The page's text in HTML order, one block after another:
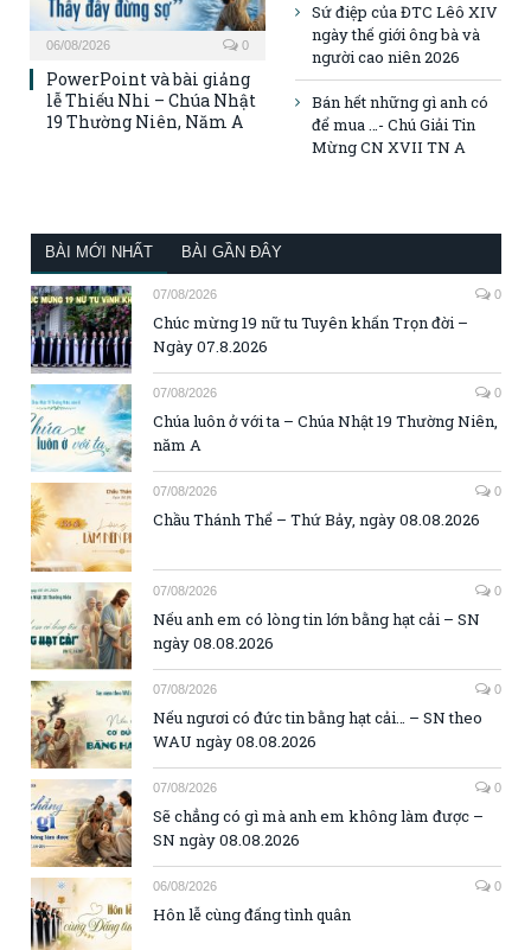
06/08/2026 0
PowerPoint và bài giảng
lễ Thiếu Nhi – Chúa Nhật
19 Thường Niên, Năm A
Sứ điệp của ĐTC Lêô XIV
ngày thế giới ông bà và
người cao niên 2026
Bán hết những gì anh có
để mua …- Chú Giải Tin
Mừng CN XVII TN A
BÀI MỚI NHẤT BÀI GẦN ĐÂY
07/08/2026 0
Chúc mừng 19 nữ tu Tuyên khấn Trọn đời –
Ngày 07.8.2026
07/08/2026 0
Chúa luôn ở với ta – Chúa Nhật 19 Thường Niên,
năm A
07/08/2026 0
Chầu Thánh Thể – Thứ Bảy, ngày 08.08.2026
07/08/2026 0
Nếu anh em có lòng tin lớn bằng hạt cải – SN
ngày 08.08.2026
07/08/2026 0
Nếu ngươi có đức tin bằng hạt cải… – SN theo
WAU ngày 08.08.2026
07/08/2026 0
Sẽ chẳng có gì mà anh em không làm được –
SN ngày 08.08.2026
06/08/2026 0
Hôn lễ cùng đấng tình quân